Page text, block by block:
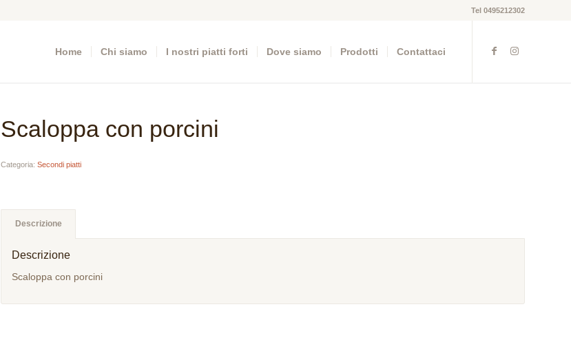
Tel 0495212302
Home Chi siamo I nostri piatti forti Dove siamo Prodotti Contattaci
Scaloppa con porcini
Categoria:Secondi piatti
Descrizione
Descrizione
Scaloppa con porcini